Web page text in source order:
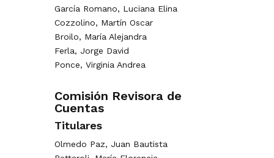
García Romano, Luciana Elina
Cozzolino, Martín Oscar
Broilo, María Alejandra
Ferla, Jorge David
Ponce, Virginia Andrea
Comisión Revisora de
Cuentas
Titulares
Olmedo Paz, Juan Bautista